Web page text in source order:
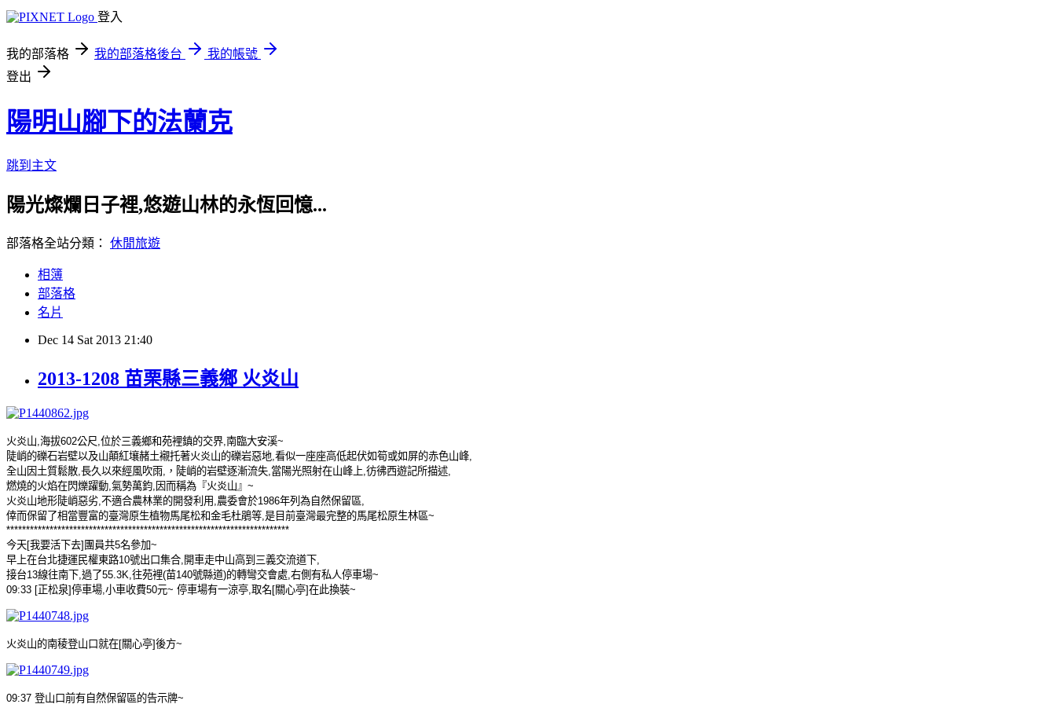
登入
我的部落格 我的部落格後台
我的帳號
登出
陽明山腳下的法蘭克
跳到主文
陽光燦爛日子裡,悠遊山林的永恆回憶...
部落格全站分類： 休閒旅遊
相簿
部落格
名片
Dec 14 Sat 2013 21:40
2013-1208 苗栗縣三義鄉 火炎山
火炎山 海拔602公尺 位於三義鄉和苑裡鎮的交界 南臨大安溪~
陡峭的礫石岩壁以及山顛紅壤赭土襯托著火炎山的礫岩惡地 看似一座座高低起伏如筍或如屏的赤色山峰
全山因土質鬆散 長久以來經風吹雨 ，陡峭的岩壁逐漸流失 當陽光照射在山峰上 彷彿西遊記所描述
燃燒的火焰在閃爍躍動 氣勢萬鈞 因而稱為『火炎山』 ~
火炎山地形陡峭惡劣 不適合農林業的開發利用 農委會於1986年列為自然保留區
倖而保留了相當豐富的臺灣原生植物馬尾松和金毛杜鵑等 是目前臺灣最完整的馬尾松原生林區~
************************************************************************
今天[我要活下去] 團員共5名參加~
早上在台北捷運民權東路10號出口集合 開車走中山高到三義交流道下
接台13線往南下 過了55.3K, 往苑裡(苗140號縣道)的轉彎交會處 右側有私人停車場~
09:33 [正松泉]停車場 小車收費50元~ 停車場有一涼亭 取名[關心亭]在此換裝~
火炎山的南稜登山口就在[關心亭]後方~
09:37 登山口前有自然保留區的告示牌~